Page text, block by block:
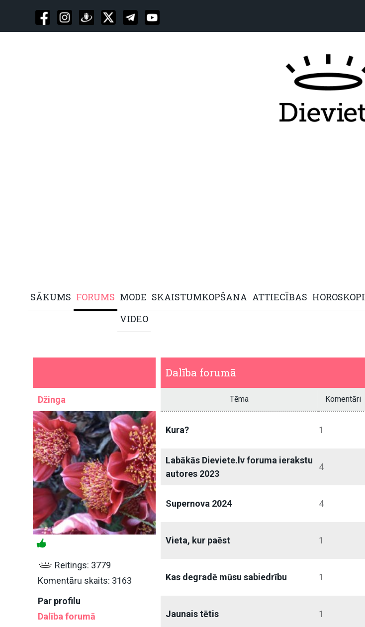
SĀKUMS FORUMS MODE SKAISTUMKOPŠANA ATTIECĪBAS HOROSKOPI
VIDEO
Džinga
Reitings: 3779
Komentāru skaits: 3163
Par profilu
Dalība forumā
Dalība forumā
Tēma Komentāri
Kura? 1
Labākās Dieviete.lv foruma ierakstu
autores 2023
4
Supernova 2024 4
Vieta, kur paēst 1
Kas degradē mūsu sabiedrību 1
Jaunais tētis 1